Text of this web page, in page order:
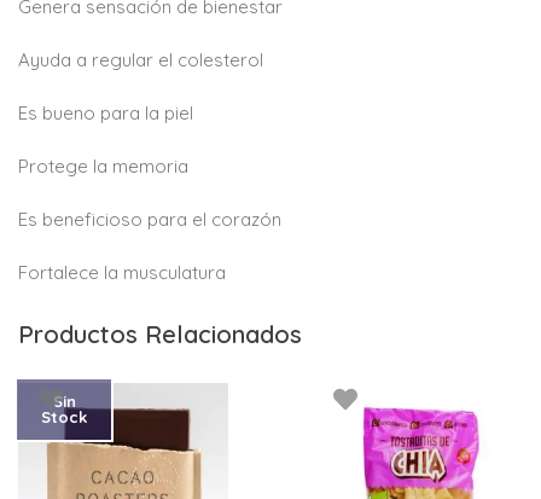
Genera sensación de bienestar
Ayuda a regular el colesterol
Es bueno para la piel
Protege la memoria
Es beneficioso para el corazón
Fortalece la musculatura
Productos Relacionados
Sin
Stock